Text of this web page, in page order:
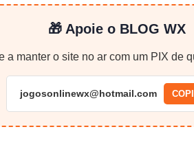
🎁 Apoie o BLOG WX
a manter o site no ar com um PIX de
jogosonlinewx@hotmail.com